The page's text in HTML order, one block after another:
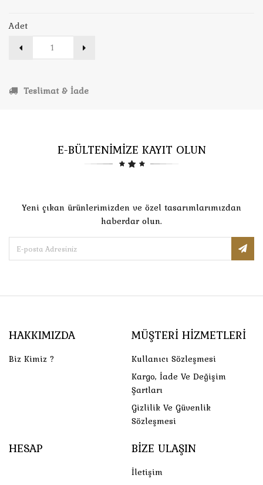
Adet
Teslimat & İade
E-BÜLTENİMİZE KAYIT OLUN
Yeni çıkan ürünlerimizden ve özel tasarımlarımızdan
haberdar olun.
HAKKIMIZDA
Biz Kimiz ?
MÜŞTERI HIZMETLERI
Kullanıcı Sözleşmesi
Kargo, İade Ve Değişim
Şartları
Gizlilik Ve Güvenlik
Sözleşmesi
HESAP BIZE ULAŞIN
İletişim